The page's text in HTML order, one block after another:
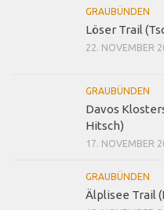
GRAUBÜNDEN
Löser Trail
22. NOVEMBER
GRAUBÜNDEN
Davos
Hitsch)
17. NOVEMBER
GRAUBÜNDEN
Älplisee Trail